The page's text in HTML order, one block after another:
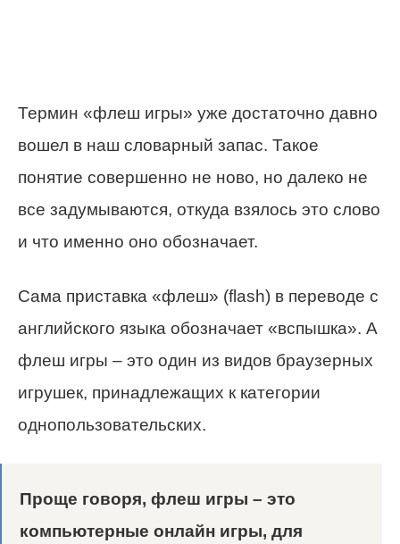
Термин «флеш игры» уже достаточно давно
вошел в наш словарный запас. Такое
понятие совершенно не ново, но далеко не
все задумываются, откуда взялось это слово
и что именно оно обозначает.
Сама приставка «флеш» (flash) в переводе с
английского языка обозначает «вспышка». А
флеш игры – это один из видов браузерных
игрушек, принадлежащих к категории
однопользовательских.
Проще говоря, флеш игры – это
компьютерные онлайн игры, для